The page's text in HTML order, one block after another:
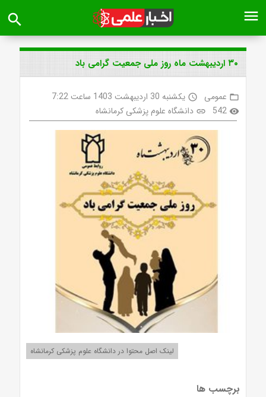
menu
search
۳۰ اردیبهشت ماه روز ملی جمعیت گرامی باد
folder_open عمومی access_time یکشنبه 30 اردیبهشت 1403 ساعت 7:22
visibility
542
link دانشگاه علوم پزشکی کرمانشاه
لینک اصل محتوا در دانشگاه علوم پزشکی کرمانشاه
برچسب ها